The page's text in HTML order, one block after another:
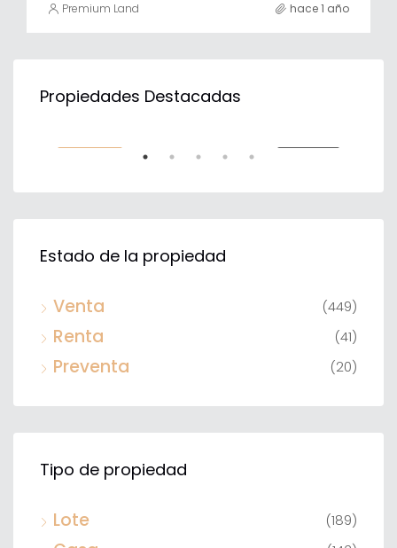
Premium Land hace 1 año
Propiedades Destacadas
VENTA
$31,843,500
Estado de la propiedad
Venta (449)
Renta (41)
Preventa (20)
Tipo de propiedad
Lote (189)